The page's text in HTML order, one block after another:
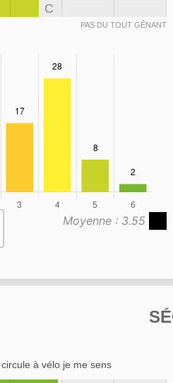
C
PAS DU TOUT GÊNANT
Moyenne : 3.55
à vélo je me sens